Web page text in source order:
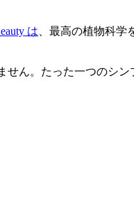
は
最高の植物科学
ん。たった一つのシ